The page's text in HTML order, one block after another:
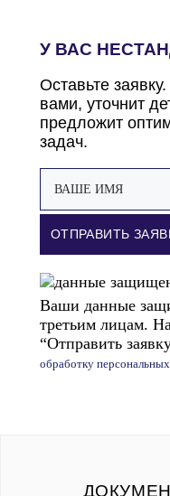
У ВАС
Оставьте
вами, уточнит
предложит
задач.
ОТПРАВИТЬ
Ваши данные
третьим лицам.
“Отправить
обработку